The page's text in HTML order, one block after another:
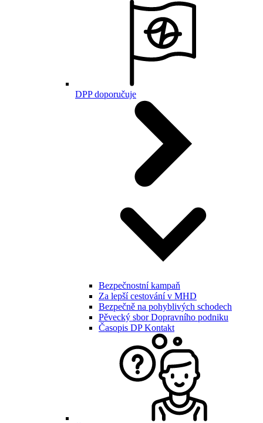
DPP doporučuje
Bezpečnostní kampaň
Za lepší cestování v MHD
Bezpečně na pohyblivých schodech
Pěvecký sbor Dopravního podniku
Časopis DP Kontakt